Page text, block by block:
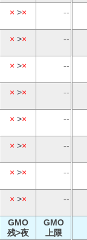
× >× --
× >× --
× >× --
× >× --
× >× --
× >× --
× >× --
× >× --
GMO
残>夜
GMO
上限